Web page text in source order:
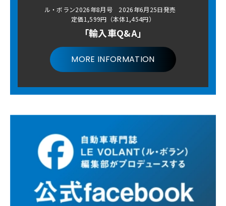
ル・ボラン2026年8月号 2026年6月25日発売
定価1,599円（本体1,454円）
「輸入車Q&A」
MORE INFORMATION